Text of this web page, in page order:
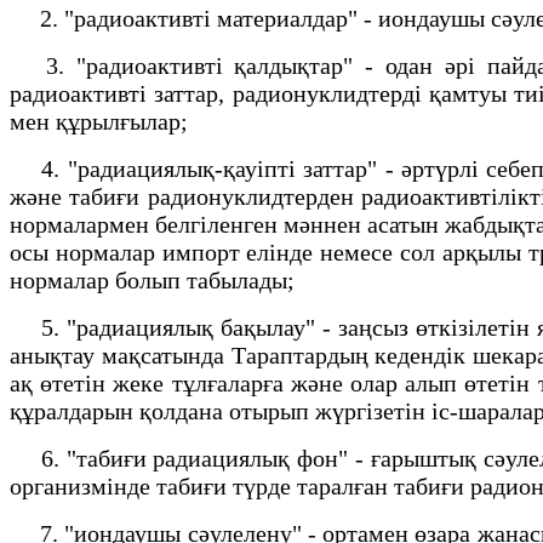
2. "радиоактивті материалдар" - иондаушы
3. "радиоактивті қалдықтар" - одан әрі
радиоактивті заттар, радионуклидтерді қамтуы
мен құрылғылар;
4. "радиациялық-қауіпті заттар" - әртүрлі
және табиғи радионуклидтерден
нормалармен белгіленген мәннен асатын
осы нормалар импорт елінде немесе сол арқылы
нормалар болып табылады;
5. "радиациялық бақылау" - заңсыз өткізілетін
анықтау мақсатында Тараптардың кедендік
ақ өтетін жеке тұлғаларға және олар алып
құралдарын қолдана отырып жүргізетін іс-
6. "табиғи радиациялық фон" - ғарыштық
организмінде табиғи түрде таралған табиғи
7. "иондаушы сәулелену" - ортамен өзара